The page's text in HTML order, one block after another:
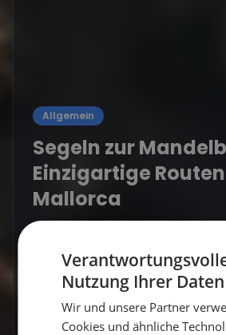
Allgemein
Segeln zur
Einzigartige
Mallorca
Mallorcas Mandelblüte vom
Blühende Landschaften und
Momente warten auf dich!
Vicci•11. April 2025
Nutzung Ihrer Daten
Wir und unsere Partner
Cookies und ähnliche